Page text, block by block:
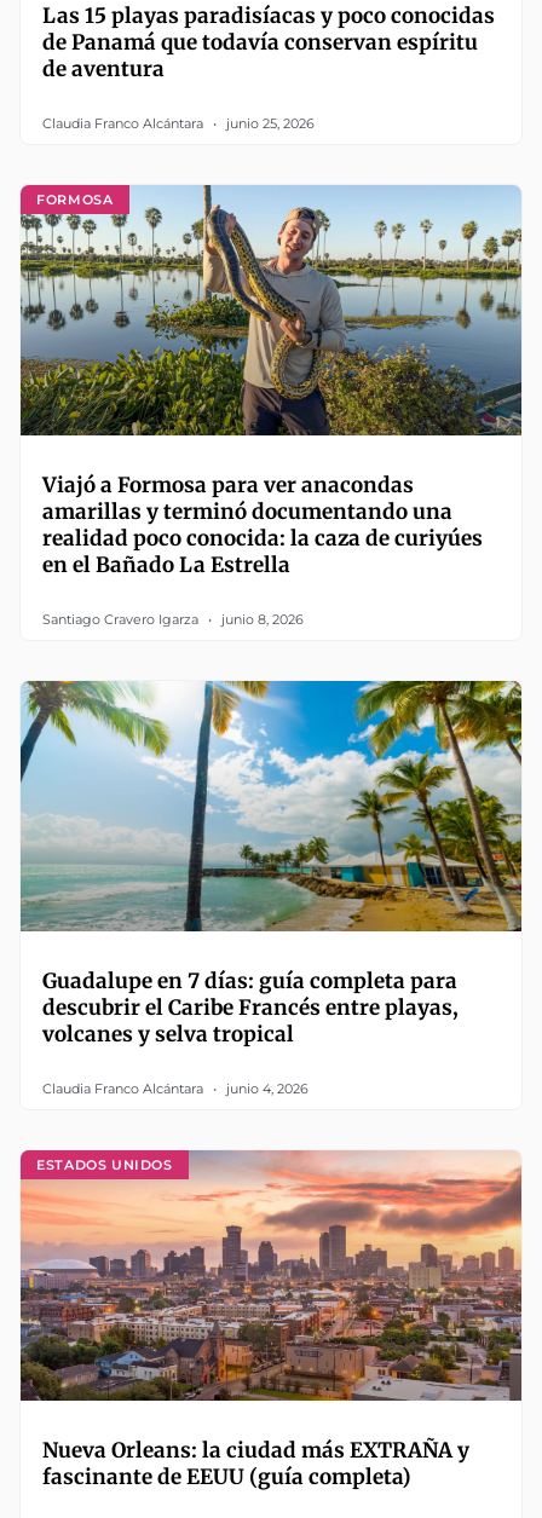
Las 15 playas paradisíacas y poco conocidas
de Panamá que todavía conservan espíritu
de aventura
Claudia Franco Alcántara junio 25, 2026
FORMOSA
Viajó a Formosa para ver anacondas
amarillas y terminó documentando una
realidad poco conocida: la caza de curiyúes
en el Bañado La Estrella
Santiago Cravero Igarza junio 8, 2026
Guadalupe en 7 días: guía completa para
descubrir el Caribe Francés entre playas,
volcanes y selva tropical
Claudia Franco Alcántara junio 4, 2026
ESTADOS UNIDOS
Nueva Orleans: la ciudad más EXTRAÑA y
fascinante de EEUU (guía completa)